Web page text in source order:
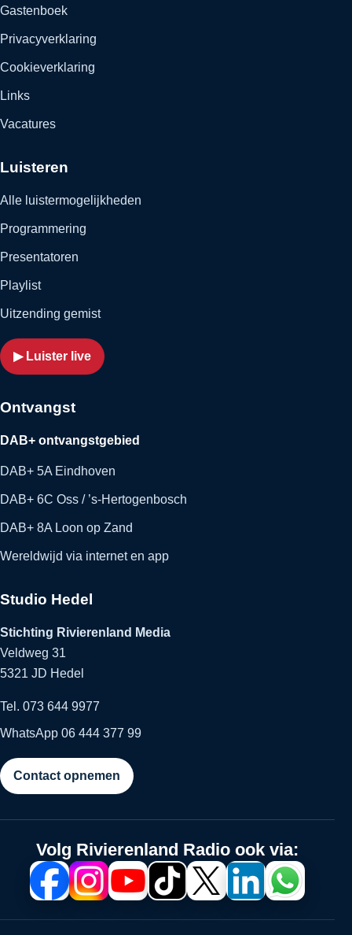
Gastenboek
Privacyverklaring
Cookieverklaring
Links
Vacatures
Luisteren
Alle luistermogelijkheden
Programmering
Presentatoren
Playlist
Uitzending gemist
▶ Luister live
Ontvangst
DAB+ ontvangstgebied
DAB+ 5A Eindhoven
DAB+ 6C Oss / ’s-Hertogenbosch
DAB+ 8A Loon op Zand
Wereldwijd via internet en app
Studio Hedel
Stichting Rivierenland Media
Veldweg 31
5321 JD Hedel
Tel. 073 644 9977
WhatsApp 06 444 377 99
Contact opnemen
Volg Rivierenland Radio ook via: